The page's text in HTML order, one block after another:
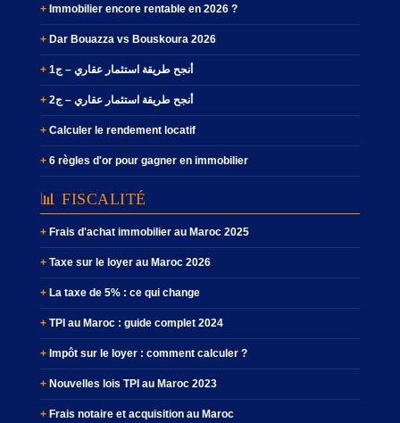
Immobilier encore rentable en 2026 ?
Dar Bouazza vs Bouskoura 2026
أنجح طريقة استثمار عقاري – ج1
أنجح طريقة استثمار عقاري – ج2
Calculer le rendement locatif
6 règles d'or pour gagner en immobilier
📊 FISCALITÉ
Frais d'achat immobilier au Maroc 2025
Taxe sur le loyer au Maroc 2026
La taxe de 5% : ce qui change
TPI au Maroc : guide complet 2024
Impôt sur le loyer : comment calculer ?
Nouvelles lois TPI au Maroc 2023
Frais notaire et acquisition au Maroc